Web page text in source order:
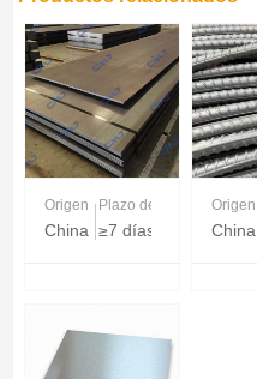
Origen
China
Plazo de entrega
≥7 días
Origen
China